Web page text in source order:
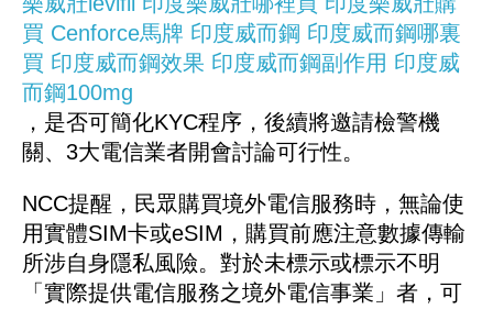
買 Cenforce馬牌 印度威而鋼 印度威而鋼哪裏
買 印度威而鋼效果 印度威而鋼副作用 印度威
而鋼100mg
，是否可簡化KYC程序，後續將邀請檢警機
關、3大電信業者開會討論可行性。
NCC提醒，民眾購買境外電信服務時，無論使
用實體SIM卡或eSIM，購買前應注意數據傳輸
所涉自身隱私風險。對於未標示或標示不明
「實際提供電信服務之境外電信事業」者，可